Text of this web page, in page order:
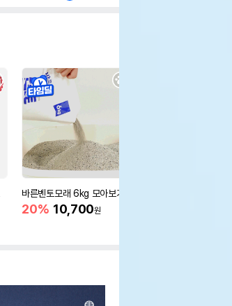
바른벤토모래 6kg 모아보기
20% 10,700원